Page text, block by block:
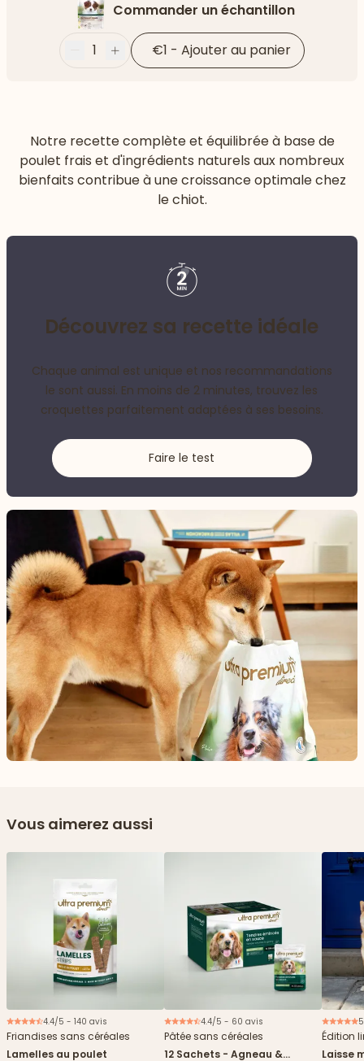
Commander un échantillon
Moins
1 Plus €1 - Ajouter au panier
Notre recette complète et équilibrée à base de
poulet frais et d'ingrédients naturels aux nombreux
bienfaits contribue à une croissance optimale chez
le chiot.
Découvrez sa recette idéale
Chaque animal est unique et nos recommandations
le sont aussi. En moins de 2 minutes, trouvez les
croquettes parfaitement adaptées à ses besoins.
Faire le test
Vous aimerez aussi
4.4/5 - 140 avis
Friandises sans céréales
Lamelles au poulet
4.4/5 - 60 avis
Pâtée sans céréales
12 Sachets - Agneau &
Édition
Laisse